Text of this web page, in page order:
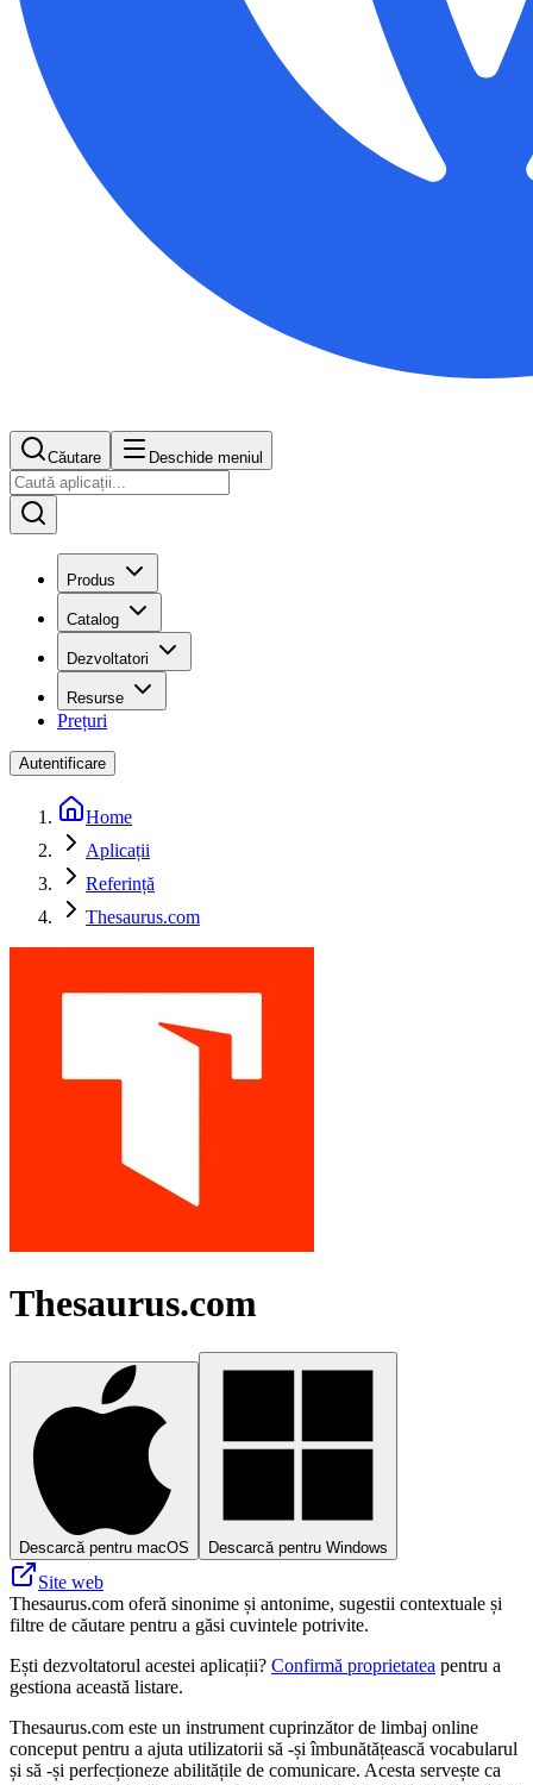
Căutare Deschide meniul
Produs
Catalog
Dezvoltatori
Resurse
Prețuri
Autentificare
Home
Aplicații
Referință
Thesaurus.com
Thesaurus.com
Descarcă pentru macOS Descarcă pentru Windows
Site web
Thesaurus.com oferă sinonime și antonime, sugestii contextuale și
filtre de căutare pentru a găsi cuvintele potrivite.
Ești dezvoltatorul acestei aplicații? Confirmă proprietatea pentru a
gestiona această listare.
Thesaurus.com este un instrument cuprinzător de limbaj online
conceput pentru a ajuta utilizatorii să -și îmbunătățească vocabularul
și să -și perfecționeze abilitățile de comunicare. Acesta servește ca